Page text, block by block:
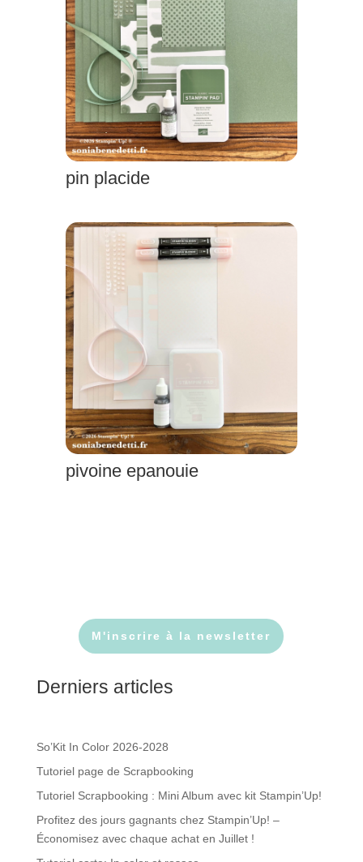
pin placide
pivoine epanouie
M'inscrire à la newsletter
Derniers articles
So’Kit In Color 2026-2028
Tutoriel page de Scrapbooking
Tutoriel Scrapbooking : Mini Album avec kit Stampin’Up!
Profitez des jours gagnants chez Stampin’Up! –
Économisez avec chaque achat en Juillet !